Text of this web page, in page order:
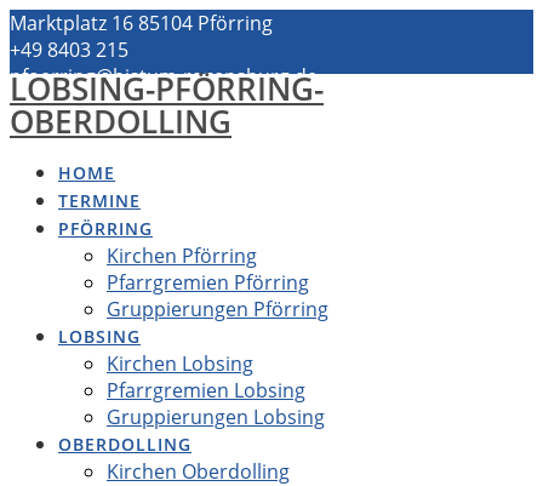
Zum
Inhalt
springen
Marktplatz 16 85104 Pförring
+49 8403 215
pfoerring@bistum-regensburg.de
LOBSING-PFÖRRING-
OBERDOLLING
HOME
TERMINE
PFÖRRING
Kirchen Pförring
Pfarrgremien Pförring
Gruppierungen Pförring
LOBSING
Kirchen Lobsing
Pfarrgremien Lobsing
Gruppierungen Lobsing
OBERDOLLING
Kirchen Oberdolling